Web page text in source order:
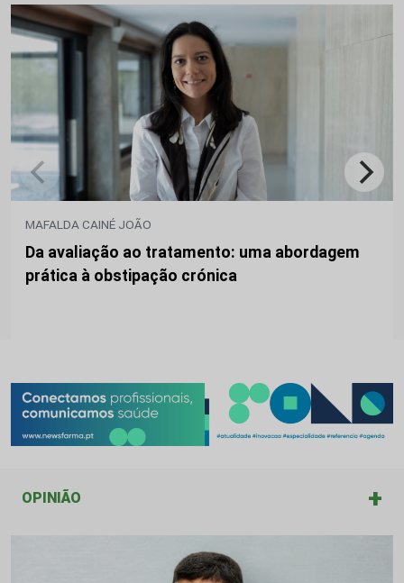
MAFALDA CAINÉ JOÃO
Da avaliação ao tratamento: uma abordagem
prática à obstipação crónica
OPINIÃO +